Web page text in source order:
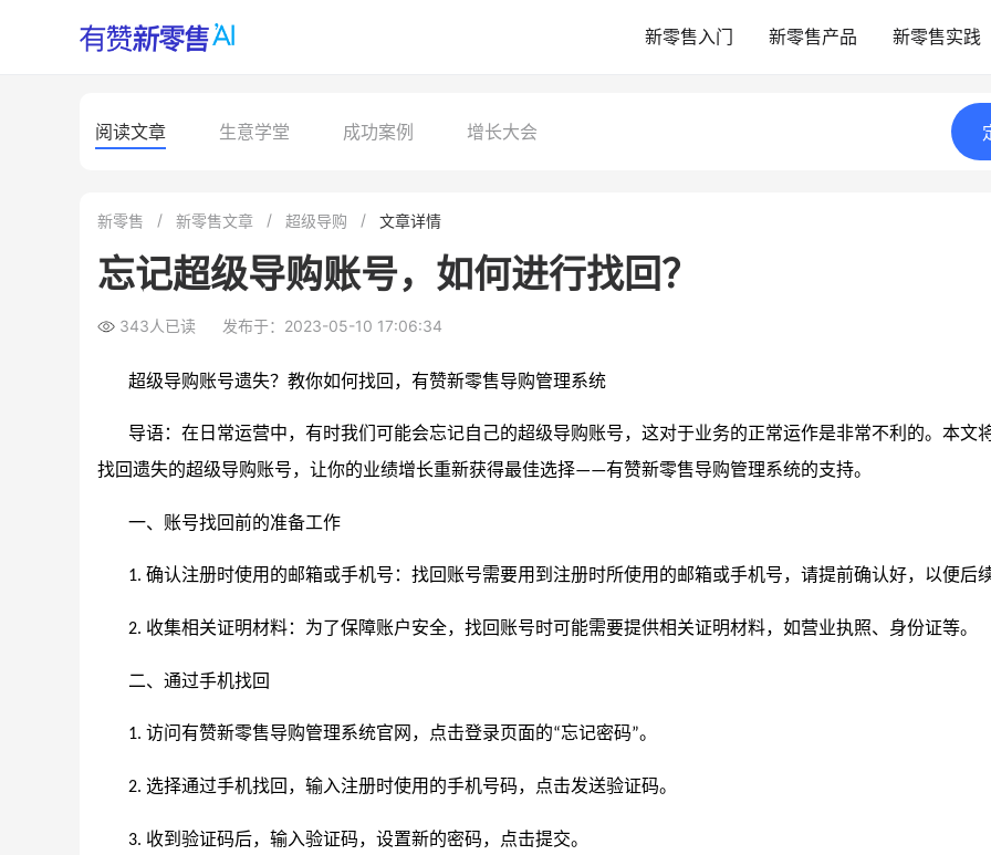
新零售入门 新零售产品 新零售实践
阅读文章 生意学堂 成功案例 增长大会
新零售 新零售文章 超级导购 文章详情
忘记超级导购账号，如何进行找回？
343人已读 发布于：2023-05-10 17:06:34
超级导购账号遗失？教你如何找回 ， 有赞新零售导购管理系统
导语：在日常运营中，有时我们可能会忘记自己的超级导购账号，这对于业务的正常运作是非常不利的。本文
找回遗失的超级导购账号，让你的业绩增长重新获得最佳选择——有赞新零售导购管理系统的支持。
一、账号找回前的准备工作
1. 确认注册时使用的邮箱或手机号：找回账号需要用到注册时所使用的邮箱或手机号，请提前确认好，以便后
2. 收集相关证明材料：为了保障账户安全，找回账号时可能需要提供相关证明材料，如营业执照、身份证等。
二、通过手机找回
1. 访问有赞新零售导购管理系统官网，点击登录页面的“忘记密码”。
2. 选择通过手机找回，输入注册时使用的手机号码，点击发送验证码。
3. 收到验证码后，输入验证码，设置新的密码，点击提交。